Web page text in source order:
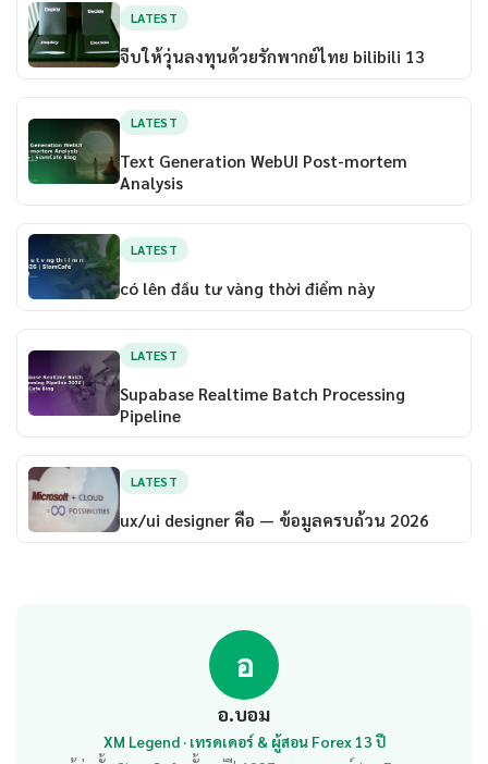
LATEST
จีบให้วุ่นลงทุนด้วยรักพากย์ไทย bilibili 13
LATEST
Text Generation WebUI Post-mortem
Analysis
LATEST
có lên đầu tư vàng thời điểm này
LATEST
Supabase Realtime Batch Processing
Pipeline
LATEST
ux/ui designer คือ — ข้อมูลครบถ้วน 2026
อ
อ.บอม
XM Legend · เทรดเดอร์ & ผู้สอน Forex 13 ปี